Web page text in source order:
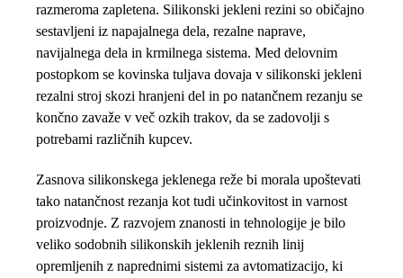
razmeroma zapletena. Silikonski jekleni rezini so običajno
sestavljeni iz napajalnega dela, rezalne naprave,
navijalnega dela in krmilnega sistema. Med delovnim
postopkom se kovinska tuljava dovaja v silikonski jekleni
rezalni stroj skozi hranjeni del in po natančnem rezanju se
končno zavaže v več ozkih trakov, da se zadovolji s
potrebami različnih kupcev.
Zasnova silikonskega jeklenega reže bi morala upoštevati
tako natančnost rezanja kot tudi učinkovitost in varnost
proizvodnje. Z razvojem znanosti in tehnologije je bilo
veliko sodobnih silikonskih jeklenih reznih linij
opremljenih z naprednimi sistemi za avtomatizacijo, ki